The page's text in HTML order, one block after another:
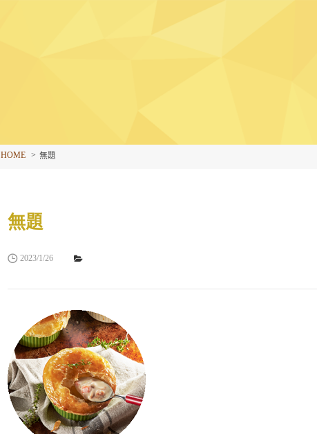
HOME 無題
無題
2023/1/26